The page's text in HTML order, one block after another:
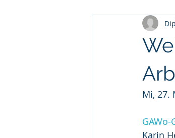
Mi, 27.
GAWo-
Karin